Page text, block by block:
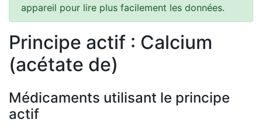
appareil pour lire plus facilement les données.
Principe actif : Calcium
(acétate de)
Médicaments utilisant le principe
actif